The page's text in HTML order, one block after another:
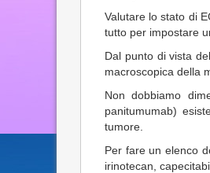
Valutare lo stato di
tutto per impostare
Dal punto di vista
macroscopica della
Non dobbiamo
panitumumab)
tumore.
Per fare un elenco
irinotecan,